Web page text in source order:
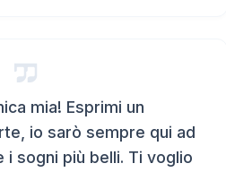
mia! Esprimi un
io sarò sempre qui ad
i sogni più belli. Ti voglio